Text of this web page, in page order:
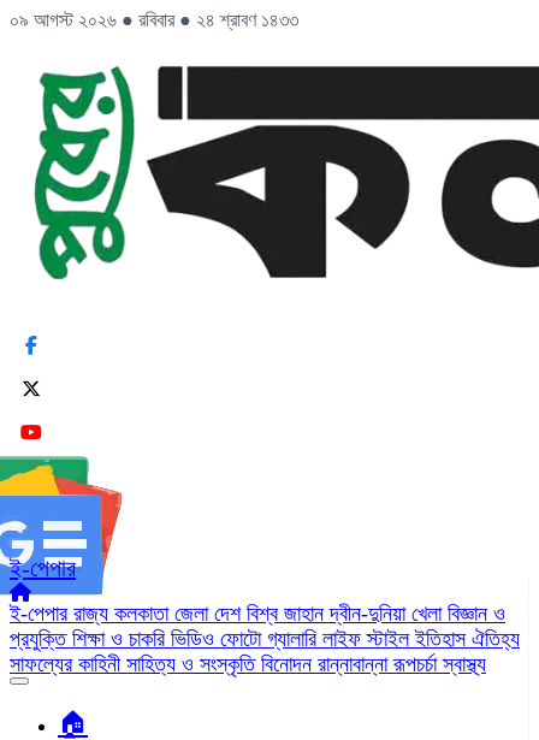
০৯ আগস্ট ২০২৬ ● রবিবার ● ২৪ শ্রাবণ ১৪৩৩
ই-পেপার
ই-পেপার রাজ্য কলকাতা জেলা দেশ বিশ্ব জাহানদ্বীন-দুনিয়া খেলা বিজ্ঞান ও
প্রযুক্তি শিক্ষা ও চাকরি ভিডিও ফোটো গ্যালারি লাইফ স্টাইলইতিহাস ঐতিহ্য
সাফল্যের কাহিনী সাহিত্য ও সংস্কৃতি বিনোদন রান্নাবান্নারূপচর্চাস্বাস্থ্য
🏠︎